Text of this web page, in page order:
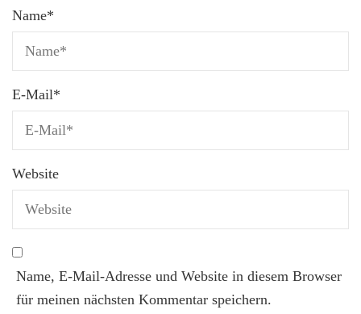
Name*
E-Mail*
Website
Name, E-Mail-Adresse und Website in diesem Browser
für meinen nächsten Kommentar speichern.